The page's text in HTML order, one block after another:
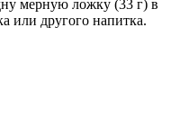
мерную ложку (33 г) в
или другого напитка.